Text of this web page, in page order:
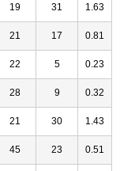
19 31 1.63
21 17 0.81
22 5 0.23
28 9 0.32
21 30 1.43
45 23 0.51